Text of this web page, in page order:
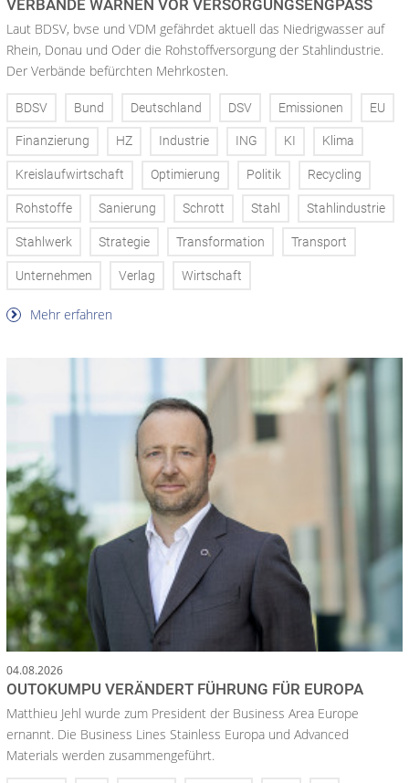
VERBÄNDE WARNEN VOR VERSORGUNGSENGPASS
Laut BDSV, bvse und VDM gefährdet aktuell das Niedrigwasser auf
Rhein, Donau und Oder die Rohstoffversorgung der Stahlindustrie.
Der Verbände befürchten Mehrkosten.
BDSV Bund Deutschland DSV Emissionen EU
Finanzierung HZ Industrie ING KI Klima
Kreislaufwirtschaft Optimierung Politik Recycling
Rohstoffe Sanierung Schrott Stahl Stahlindustrie
Stahlwerk Strategie Transformation Transport
Unternehmen Verlag Wirtschaft
Mehr erfahren
04.08.2026
OUTOKUMPU VERÄNDERT FÜHRUNG FÜR EUROPA
Matthieu Jehl wurde zum President der Business Area Europe
ernannt. Die Business Lines Stainless Europa und Advanced
Materials werden zusammengeführt.